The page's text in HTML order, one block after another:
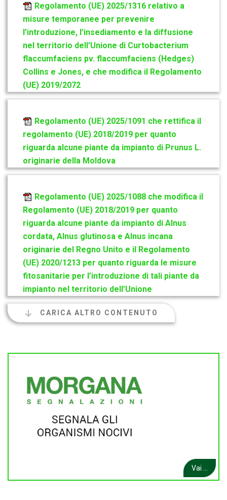
Regolamento (UE) 2025/1316 relativo a
misure temporanee per prevenire
l’introduzione, l’insediamento e la diffusione
nel territorio dell’Unione di Curtobacterium
flaccumfaciens pv. flaccumfaciens (Hedges)
Collins e Jones, e che modifica il Regolamento
(UE) 2019/2072
Regolamento (UE) 2025/1091 che rettifica il
regolamento (UE) 2018/2019 per quanto
riguarda alcune piante da impianto di Prunus L.
originarie della Moldova
Regolamento (UE) 2025/1088 che modifica il
Regolamento (UE) 2018/2019 per quanto
riguarda alcune piante da impianto di Alnus
cordata, Alnus glutinosa e Alnus incana
originarie del Regno Unito e il Regolamento
(UE) 2020/1213 per quanto riguarda le misure
fitosanitarie per l’introduzione di tali piante da
impianto nel territorio dell’Unione
CARICA ALTRO CONTENUTO
Vai ...